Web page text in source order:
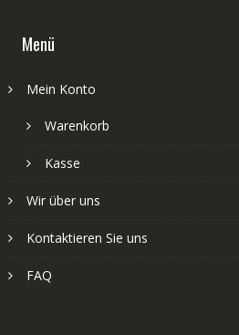
Menü
Mein Konto
Warenkorb
Kasse
Wir über uns
Kontaktieren Sie uns
FAQ